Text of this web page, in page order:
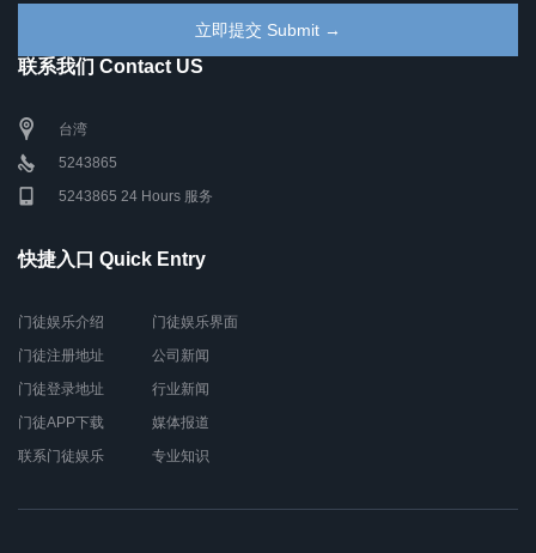
联系我们 Contact US
台湾
5243865
5243865 24 Hours 服务
快捷入口 Quick Entry
门徒娱乐介绍
门徒注册地址
门徒登录地址
门徒APP下载
联系门徒娱乐
门徒娱乐界面
公司新闻
行业新闻
媒体报道
专业知识